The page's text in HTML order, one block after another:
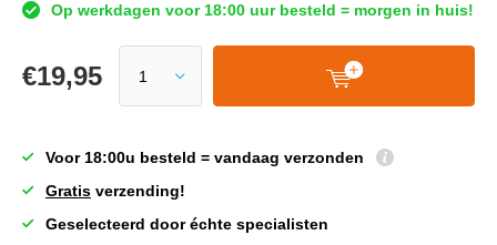
Op werkdagen voor 18:00 uur besteld = morgen in huis!
€19,95
Voor 18:00u besteld = vandaag verzonden
Gratis verzending!
Geselecteerd door échte specialisten